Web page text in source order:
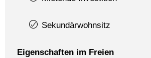
Sekundärwohnsitz
Eigenschaften im Freien